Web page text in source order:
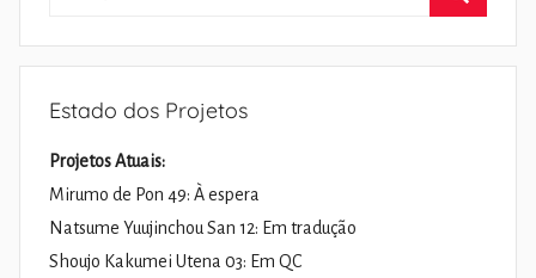
Estado dos Projetos
Projetos Atuais:
Mirumo de Pon 49: À espera
Natsume Yuujinchou San 12: Em tradução
Shoujo Kakumei Utena 03: Em QC